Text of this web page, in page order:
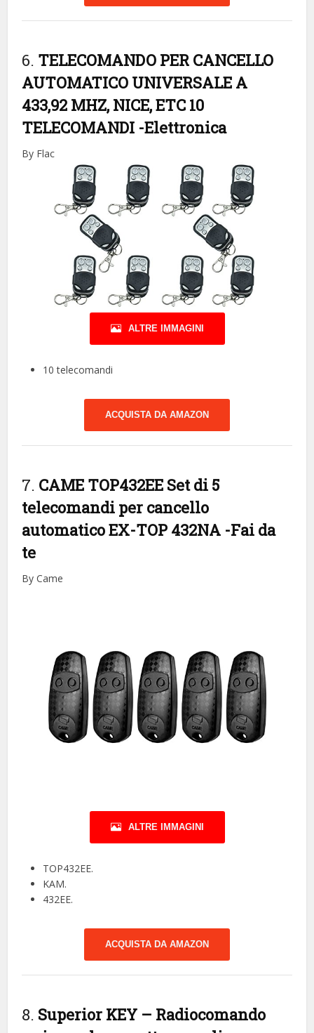
6. TELECOMANDO PER CANCELLO
AUTOMATICO UNIVERSALE A
433,92 MHZ, NICE, ETC 10
TELECOMANDI -Elettronica
By Flac
ALTRE IMMAGINI
10 telecomandi
ACQUISTA DA AMAZON
7. CAME TOP432EE Set di 5
telecomandi per cancello
automatico EX-TOP 432NA -Fai da
te
By Came
ALTRE IMMAGINI
TOP432EE.
KAM.
432EE.
ACQUISTA DA AMAZON
8. Superior KEY – Radiocomando